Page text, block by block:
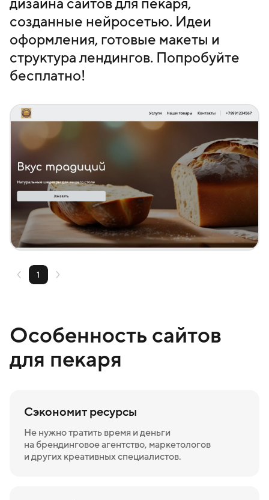
созданные нейросетью. Идеи
оформления, готовые макеты и
структура лендингов. Попробуйте
бесплатно!
Создать похожий
1
Особенность сайтов
для пекаря
Сэкономит ресурсы
Не нужно тратить время и деньги
на брендинговое агентство, маркетологов
и других креативных специалистов.